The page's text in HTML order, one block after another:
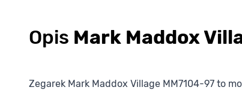
Opis Mark Maddox
Zegarek Mark Maddox Village MM7104-97 to